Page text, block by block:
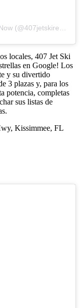
locales, 407 Jet Ski
en Google! Los
y su divertido
3 plazas y, para los
potencia, completas
sus listas de
Kissimmee, FL